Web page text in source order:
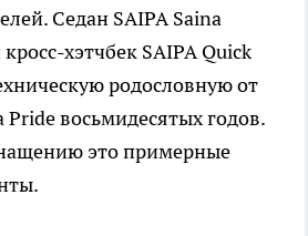
Седан SAIPA Saina
хэтчбек SAIPA Quick
родословную от
восьмидесятых годов.
это примерные